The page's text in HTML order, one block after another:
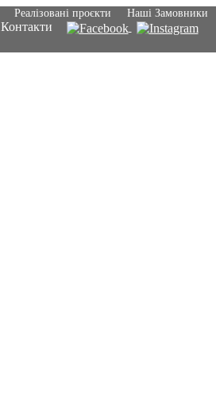
Реалізовані проєкти Наші Замовники
Контакти